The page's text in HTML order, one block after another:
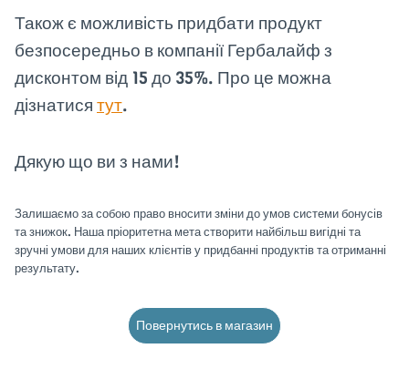
Також є можливість придбати продукт
безпосередньо в компанії Гербалайф з
дисконтом від 15 до 35%. Про це можна
дізнатися тут.
Дякую що ви з нами!
Залишаємо за собою право вносити зміни до умов системи бонусів
та знижок. Наша пріоритетна мета створити найбільш вигідні та
зручні умови для наших клієнтів у придбанні продуктів та отриманні
результату.
Повернутись в магазин